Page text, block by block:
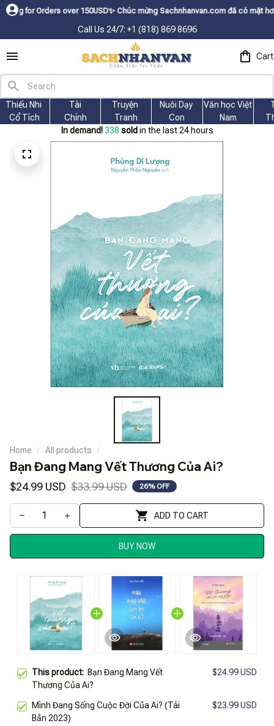
over 150USDㅤ✨Chúc mừng Sachnhanvan.com đã có mặt hơn 200
Call Us 24/7: +1 (818) 869 8696
Cart
Thiếu Nhi
Cổ Tích
Tài
Chính
Truyện
Tranh
Nuôi Dạy
Con
Văn học Việt
Nam
In demand! 340 sold in the last 24 hours
Home All products
Bạn Đang Mang Vết Thương Của Ai?
$24.99 USD $33.99 USD 26% OFF
ADD TO CART
BUY NOW
This product: Bạn Đang Mang Vết
Thương Của Ai?
$24.99 USD
Mình Đang Sống Cuộc Đời Của Ai? (Tái
Bản 2023)
$23.99 USD